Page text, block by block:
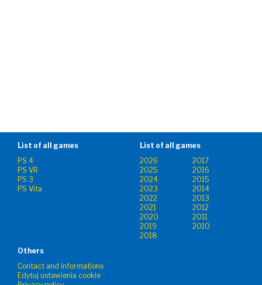
List of all games
PS 4
PS VR
PS 3
PS Vita
List of all games
2026
2017
2025
2016
2024
2015
2023
2014
2022
2013
2021
2012
2020
2011
2019
2010
2018
Others
Contact and informations
Edytuj ustawienia cookie